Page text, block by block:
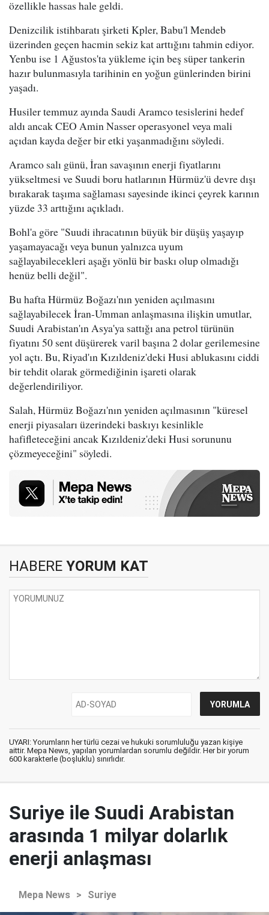
özellikle hassas hale geldi.
Denizcilik istihbaratı şirketi Kpler, Babu'l Mendeb
üzerinden geçen hacmin sekiz kat arttığını tahmin ediyor.
Yenbu ise 1 Ağustos'ta yükleme için beş süper tankerin
hazır bulunmasıyla tarihinin en yoğun günlerinden birini
yaşadı.
Husiler temmuz ayında Saudi Aramco tesislerini hedef
aldı ancak CEO Amin Nasser operasyonel veya mali
açıdan kayda değer bir etki yaşanmadığını söyledi.
Aramco salı günü, İran savaşının enerji fiyatlarını
yükseltmesi ve Suudi boru hatlarının Hürmüz'ü devre dışı
bırakarak taşıma sağlaması sayesinde ikinci çeyrek karının
yüzde 33 arttığını açıkladı.
Bohl'a göre "Suudi ihracatının büyük bir düşüş yaşayıp
yaşamayacağı veya bunun yalnızca uyum
sağlayabilecekleri aşağı yönlü bir baskı olup olmadığı
henüz belli değil".
Bu hafta Hürmüz Boğazı'nın yeniden açılmasını
sağlayabilecek İran-Umman anlaşmasına ilişkin umutlar,
Suudi Arabistan'ın Asya'ya sattığı ana petrol türünün
fiyatını 50 sent düşürerek varil başına 2 dolar gerilemesine
yol açtı. Bu, Riyad'ın Kızıldeniz'deki Husi ablukasını ciddi
bir tehdit olarak görmediğinin işareti olarak
değerlendiriliyor.
Salah, Hürmüz Boğazı'nın yeniden açılmasının "küresel
enerji piyasaları üzerindeki baskıyı kesinlikle
hafifleteceğini ancak Kızıldeniz'deki Husi sorununu
çözmeyeceğini" söyledi.
HABERE YORUM KAT
UYARI: Yorumların her türlü cezai ve hukuki sorumluluğu yazan kişiye
aittir. Mepa News, yapılan yorumlardan sorumlu değildir. Her bir yorum
600 karakterle (boşluklu) sınırlıdır.
Suriye ile Suudi Arabistan
arasında 1 milyar dolarlık
enerji anlaşması
Mepa News > Suriye